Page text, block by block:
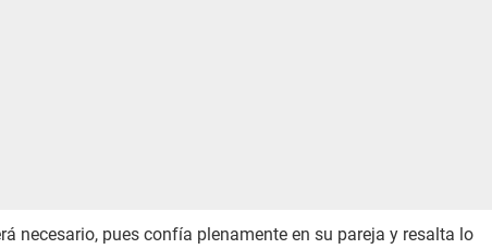
necesario, pues confía plenamente en su pareja y resalta lo